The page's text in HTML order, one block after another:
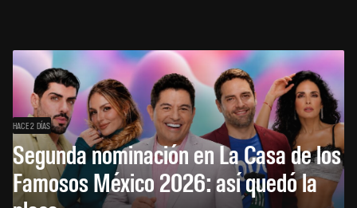
HACE 2 DÍAS
Segunda nominación en La Casa de los
Famosos México 2026: así quedó la